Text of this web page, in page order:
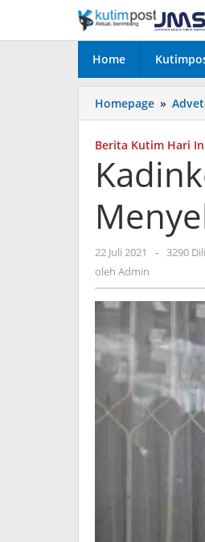
konten
Home
Homepage »
Berita Kutim Hari
22 Juli 2021
oleh
- 3290
oleh Admin